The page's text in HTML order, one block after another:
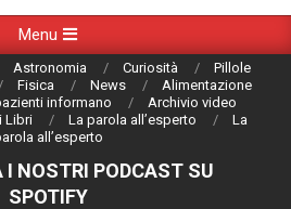
Menu
Astronomia Curiosità
Pillole
Fisica News
Alimentazione
informano
Archivio video
Libri La parola all’esperto
La
all’esperto
I NOSTRI PODCAST SU
SPOTIFY